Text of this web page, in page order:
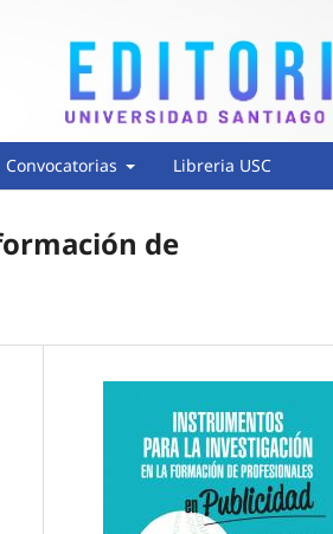
Convocatorias Libreria USC
de